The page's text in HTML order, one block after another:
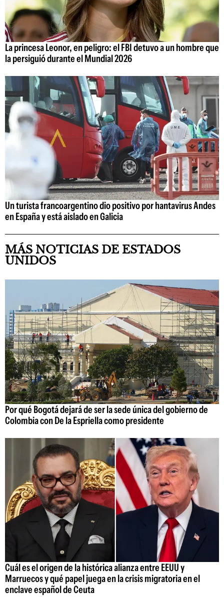
La princesa Leonor, en peligro: el FBI detuvo a un hombre que
la persiguió durante el Mundial 2026
Un turista francoargentino dio positivo por hantavirus Andes
en España y está aislado en Galicia
MÁS NOTICIAS DE ESTADOS
UNIDOS
Por qué Bogotá dejará de ser la sede única del gobierno de
Colombia con De la Espriella como presidente
Cuál es el origen de la histórica alianza entre EEUU y
Marruecos y qué papel juega en la crisis migratoria en el
enclave español de Ceuta